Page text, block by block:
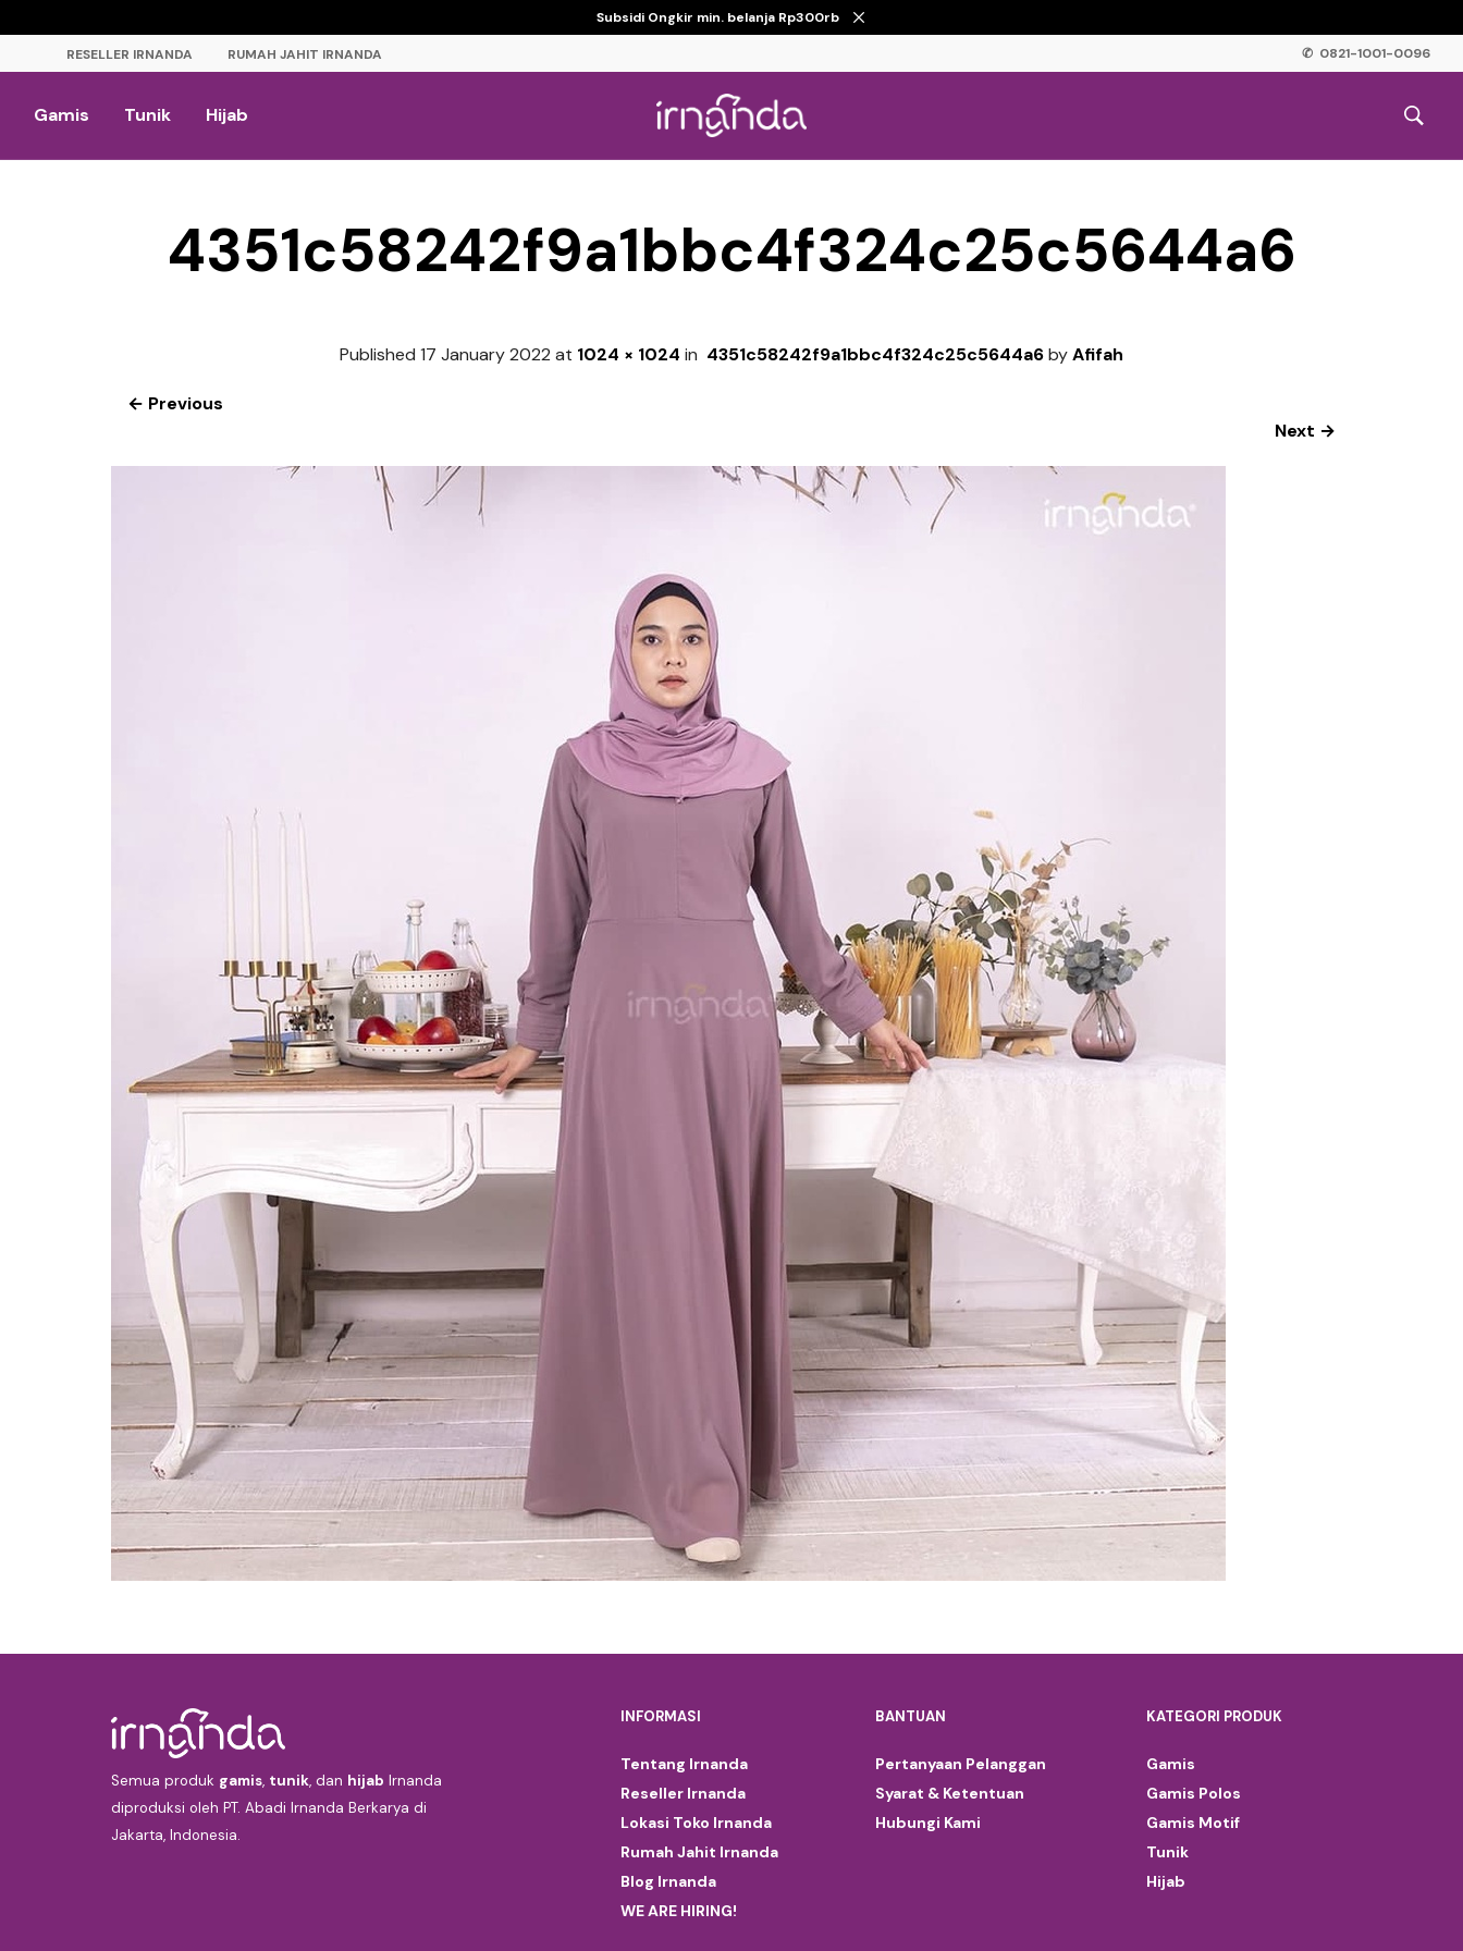
Subsidi Ongkir min. belanja Rp300rb
✆ 0821-1001-0096
RESELLER IRNANDA RUMAH JAHIT IRNANDA
Gamis Tunik Hijab
4351c58242f9a1bbc4f324c25c5644a6
Published 17 January 2022 at 1024 × 1024 in 4351c58242f9a1bbc4f324c25c5644a6byAfifah
← Previous
Next →
Semua produk gamis, tunik, dan hijab Irnanda
diproduksi oleh PT. Abadi Irnanda Berkarya di
Jakarta, Indonesia.
INFORMASI
Tentang Irnanda
Reseller Irnanda
Lokasi Toko Irnanda
Rumah Jahit Irnanda
Blog Irnanda
WE ARE HIRING!
BANTUAN
Pertanyaan Pelanggan
Syarat & Ketentuan
Hubungi Kami
KATEGORI PRODUK
Gamis
Gamis Polos
Gamis Motif
Tunik
Hijab